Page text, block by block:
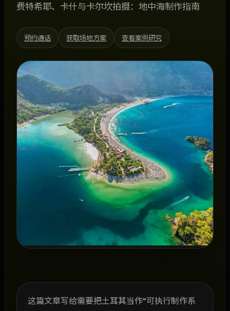
费特希耶、卡什与卡尔坎拍摄：地中海制作指南
预约通话 获取场地方案 查看案例研究
这篇文章写给需要把土耳其当作“可执行制作系